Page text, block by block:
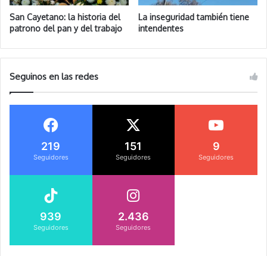
San Cayetano: la historia del
patrono del pan y del trabajo
La inseguridad también tiene
intendentes
Seguinos en las redes
219
Seguidores
151
Seguidores
9
Seguidores
939
Seguidores
2.436
Seguidores